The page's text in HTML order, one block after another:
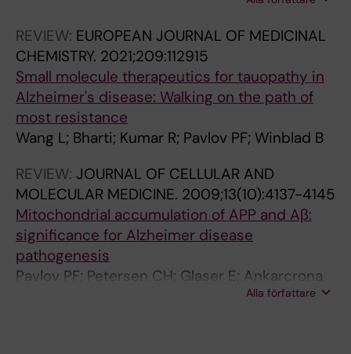
E
M
I
C
A
L
A
N
D
B
I
O
P
M
O
L
E
C
U
L
A
R
B
I
O
L
REVIEW: EUROPEAN JOURNAL OF MEDICINAL
CHEMISTRY. 2021;209:112915
Small molecule therapeutics for tauopathy in
Alzheimer's disease: Walking on the path of
most resistance
Wang L; Bharti; Kumar R; Pavlov PF; Winblad B
REVIEW: JOURNAL OF CELLULAR AND
MOLECULAR MEDICINE. 2009;13(10):4137-4145
Mitochondrial accumulation of APP and Aβ:
significance for Alzheimer disease
pathogenesis
Pavlov PF; Petersen CH; Glaser E; Ankarcrona
Alla författare